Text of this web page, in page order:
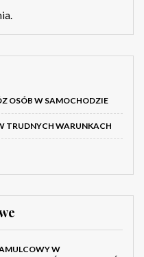
OSÓB W SAMOCHODZIE
TRUDNYCH WARUNKACH
W